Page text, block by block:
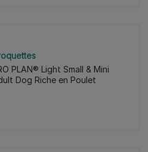
PLAN® Light Small & Mini
Dog Riche en Poulet